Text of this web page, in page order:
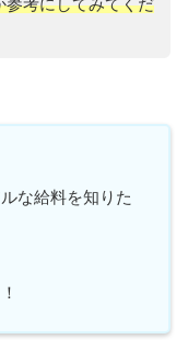
な給料を知りた